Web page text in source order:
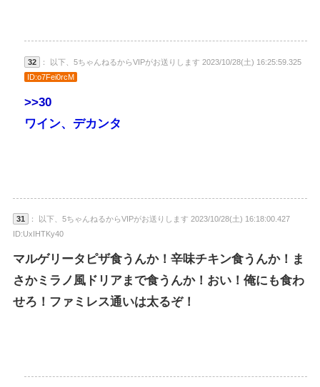
32
： 以下、5ちゃんねるからVIPがお送りします 2023/10/28(土) 16:25:59.325
ID:o7Fei0rcM
>>30
ワイン、デカンタ
31
： 以下、5ちゃんねるからVIPがお送りします 2023/10/28(土) 16:18:00.427
ID:UxIHTKy40
マルゲリータピザ食うんか！辛味チキン食うんか！ま
さかミラノ風ドリアまで食うんか！おい！俺にも食わ
せろ！ファミレス通いは太るぞ！